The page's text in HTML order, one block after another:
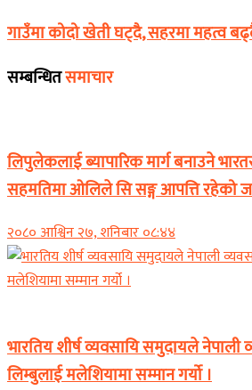
गाउँमा कोदो खेती घट्दै, सहरमा महत्व
सम्बन्धितसमाचार
लिपुलेकलाई ब्यापारिक मार्ग बनाउने
सहमतिमा ओलिले सि सङ्ग आपत्ति रहेको
२०८० आश्विन २७, शनिबार ०८:४४
भारतिय शीर्ष व्यवसायि समुदायले
लिम्बुलाई मलेशियामा सम्मान गर्यो ।